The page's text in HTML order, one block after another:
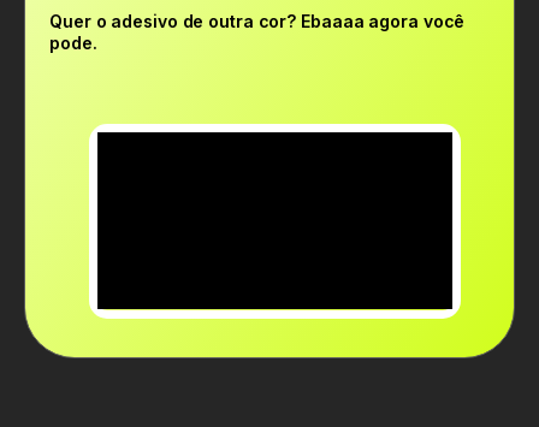
Quer o adesivo de outra cor? Ebaaaa agora você
pode.